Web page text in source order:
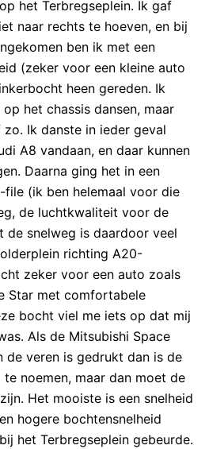
het Terbregseplein. Ik gaf
naar rechts te hoeven, en bij
ben ik met een
(zeker voor een kleine auto
heen gereden. Ik
het chassis dansen, maar
Ik danste in ieder geval
A8 vandaan, en daar kunnen
Daarna ging het in een
(ik ben helemaal voor die
de luchtkwaliteit voor de
de snelweg is daardoor veel
richting A20-
zeker voor een auto zoals
Star met comfortabele
bocht viel me iets op dat mij
Als de Mitsubishi Space
de veren is gedrukt dan is de
noemen, maar dan moet de
Het mooiste is een snelheid
hogere bochtensnelheid
het Terbregseplein gebeurde.